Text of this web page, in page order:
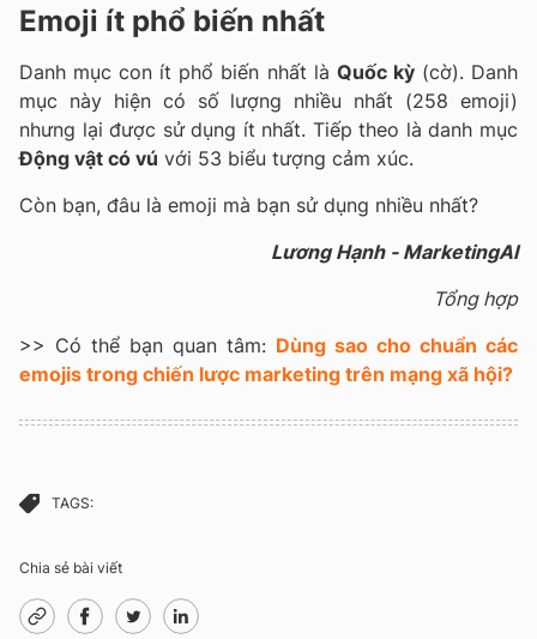
Emoji ít phổ biến nhất
Danh mục con ít phổ biến nhất là Quốc kỳ(cờ). Danh
mục này hiện có số lượng nhiều nhất (258 emoji)
nhưng lại được sử dụng ít nhất. Tiếp theo là danh mục
Động vật có vú với 53 biểu tượng cảm xúc.
Còn bạn, đâu là emoji mà bạn sử dụng nhiều nhất?
Lương Hạnh - MarketingAI
Tổng hợp
>> Có thể bạn quan tâm: Dùng sao cho chuẩn các
emojis trong chiến lược marketing trên mạng xã hội?
TAGS:
Chia sẻ bài viết